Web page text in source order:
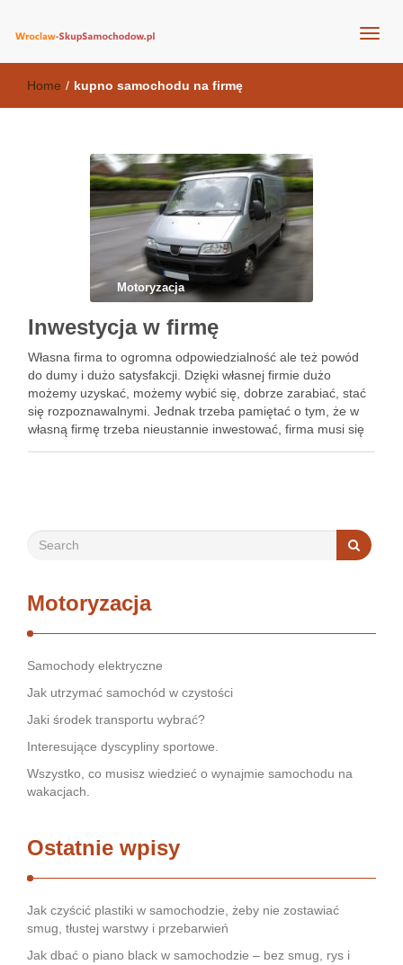
wroclaw-skupsamochodow.pl
Home / kupno samochodu na firmę
Motoryzacja
Inwestycja w firmę
Własna firma to ogromna odpowiedzialność ale też powód
do dumy i dużo satysfakcji. Dzięki własnej firmie dużo
możemy uzyskać, możemy wybić się, dobrze zarabiać, stać
się rozpoznawalnymi. Jednak trzeba pamiętać o tym, że w
własną firmę trzeba nieustannie inwestować, firma musi się
Motoryzacja
Samochody elektryczne
Jak utrzymać samochód w czystości
Jaki środek transportu wybrać?
Interesujące dyscypliny sportowe.
Wszystko, co musisz wiedzieć o wynajmie samochodu na
wakacjach.
Ostatnie wpisy
Jak czyścić plastiki w samochodzie, żeby nie zostawiać
smug, tłustej warstwy i przebarwień
Jak dbać o piano black w samochodzie – bez smug, rys i